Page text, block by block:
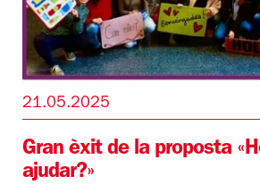
21.05.2025
Gran èxit de la proposta
ajudar?»